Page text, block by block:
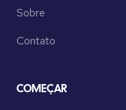
Sobre
Contato
COMEÇAR